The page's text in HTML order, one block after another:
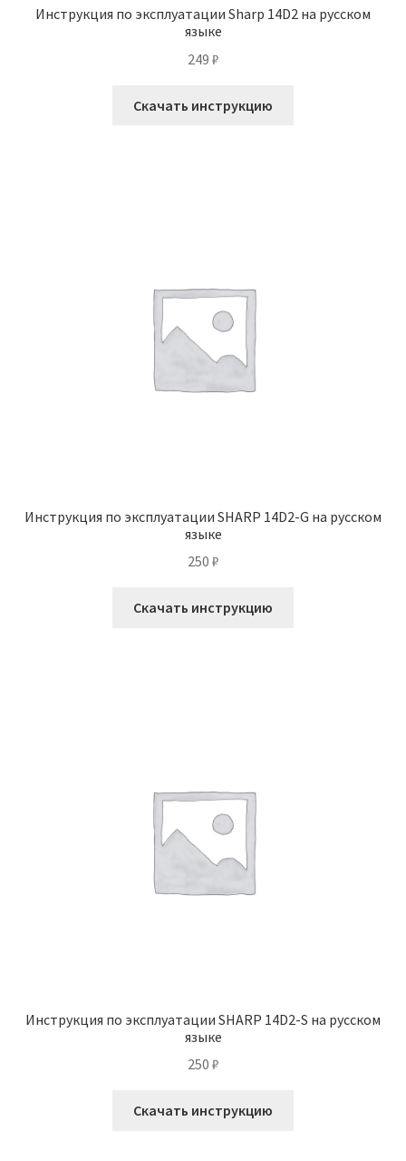
Инструкция по эксплуатации Sharp 14D2 на русском
языке
249 ₽
Скачать инструкцию
Инструкция по эксплуатации SHARP 14D2-G на русском
языке
250 ₽
Скачать инструкцию
Инструкция по эксплуатации SHARP 14D2-S на русском
языке
250 ₽
Скачать инструкцию